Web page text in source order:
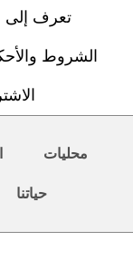
تعرف إلى
الشروط
محليات
حياتنا